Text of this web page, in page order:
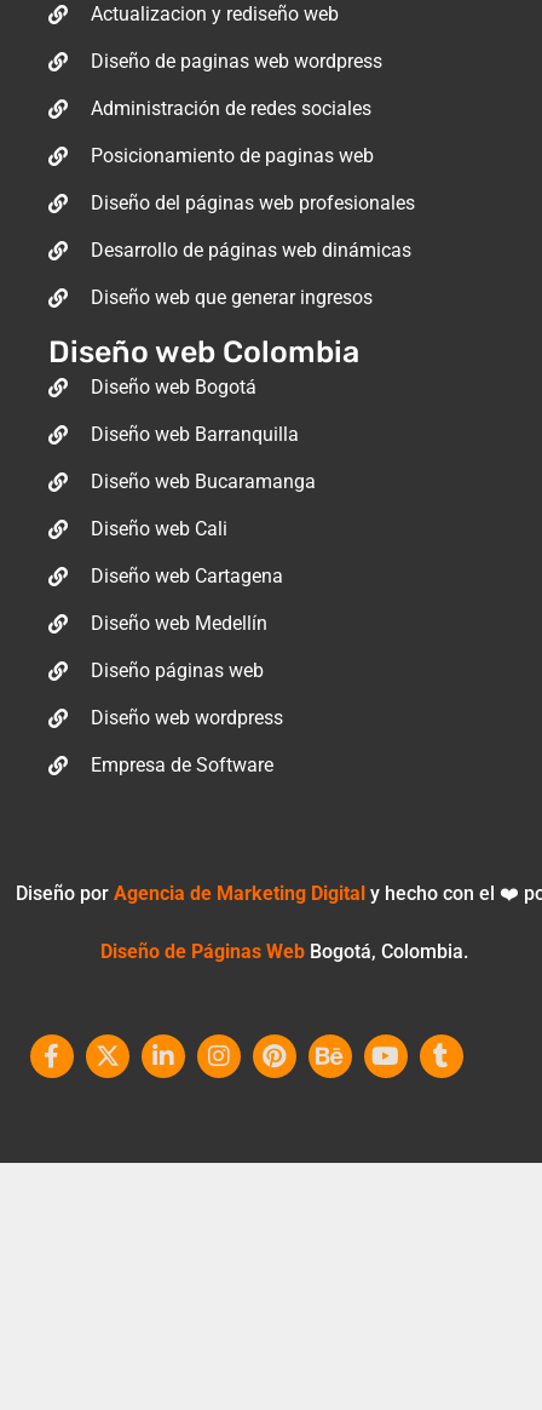
Actualizacion y rediseño web
Diseño de paginas web wordpress
Administración de redes sociales
Posicionamiento de paginas web
Diseño del páginas web profesionales
Desarrollo de páginas web dinámicas
Diseño web que generar ingresos
Diseño web Colombia
Diseño web Bogotá
Diseño web Barranquilla
Diseño web Bucaramanga
Diseño web Cali
Diseño web Cartagena
Diseño web Medellín
Diseño páginas web
Diseño web wordpress
Empresa de Software
Diseño porAgencia de Marketing Digital y hecho con el ❤️
Diseño de Páginas Web Bogotá, Colombia.